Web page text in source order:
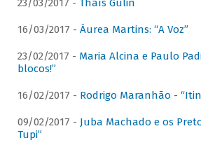
23/03/2017 - Thaís Gulin
16/03/2017 - Áurea Martins: “A Voz”
23/02/2017 - Maria Alcina e Paulo
blocos!”
16/02/2017 - Rodrigo Maranhão -
09/02/2017 - Juba Machado e os
Tupi”